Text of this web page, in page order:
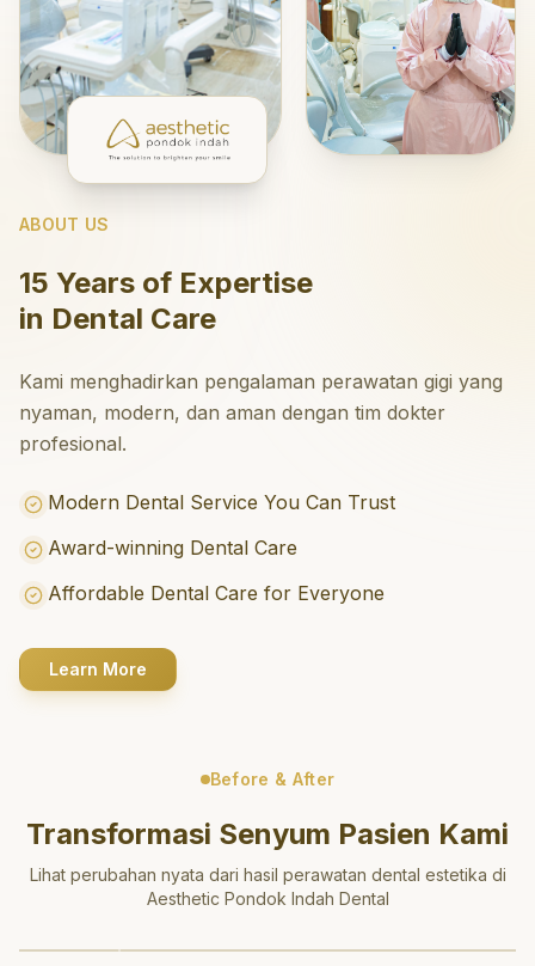
ABOUT US
15 Years of Expertise
in Dental Care
Kami menghadirkan pengalaman perawatan gigi yang
nyaman, modern, dan aman dengan tim dokter
profesional.
Modern Dental Service You Can Trust
Award-winning Dental Care
Affordable Dental Care for Everyone
Learn More
Before & After
Transformasi Senyum Pasien Kami
Lihat perubahan nyata dari hasil perawatan dental estetika di
Aesthetic Pondok Indah Dental